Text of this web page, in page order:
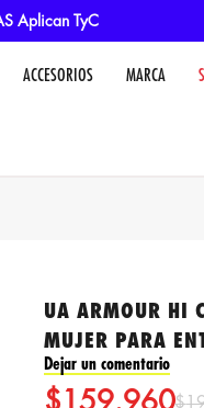
Aplican TyC
ACCESORIOS MARCA
UA ARMOUR HI
MUJER PARA
Dejar un comentario
$ 159.960$